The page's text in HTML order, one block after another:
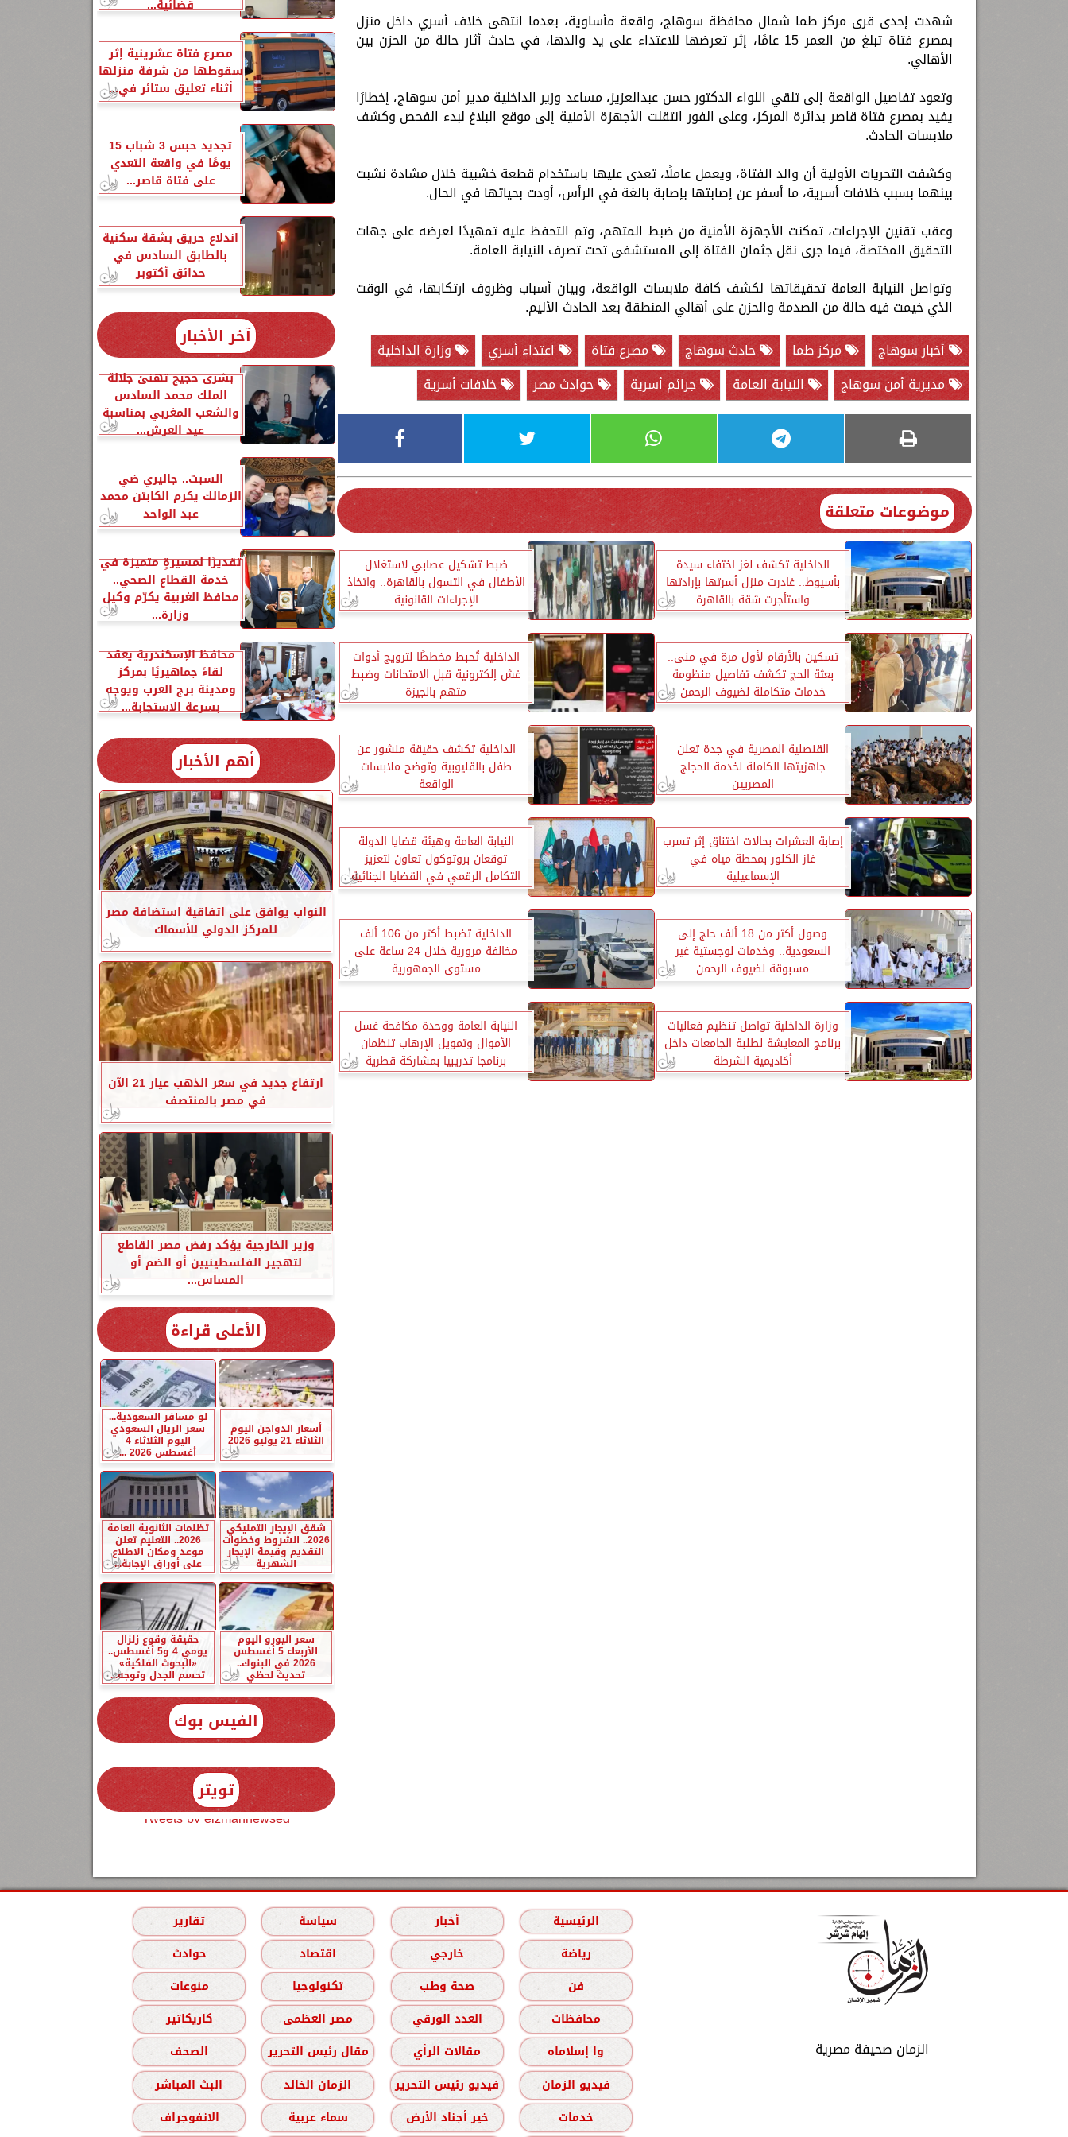
شهدت إحدى قرى مركز طما شمال محافظة سوهاج، واقعة مأساوية، بعدما انتهى خلاف أسري داخل منزل
بمصرع فتاة تبلغ من العمر 15 عامًا، إثر تعرضها للاعتداء على يد والدها، في حادث أثار حالة من الحزن بين
الأهالي.
وتعود تفاصيل الواقعة إلى تلقي اللواء الدكتور حسن عبدالعزيز، مساعد وزير الداخلية مدير أمن سوهاج، إخطارًا
يفيد بمصرع فتاة قاصر بدائرة المركز، وعلى الفور انتقلت الأجهزة الأمنية إلى موقع البلاغ لبدء الفحص وكشف
ملابسات الحادث.
وكشفت التحريات الأولية أن والد الفتاة، ويعمل عاملًا، تعدى عليها باستخدام قطعة خشبية خلال مشادة نشبت
بينهما بسبب خلافات أسرية، ما أسفر عن إصابتها بإصابة بالغة في الرأس، أودت بحياتها في الحال.
وعقب تقنين الإجراءات، تمكنت الأجهزة الأمنية من ضبط المتهم، وتم التحفظ عليه تمهيدًا لعرضه على جهات
التحقيق المختصة، فيما جرى نقل جثمان الفتاة إلى المستشفى تحت تصرف النيابة العامة.
وتواصل النيابة العامة تحقيقاتها لكشف كافة ملابسات الواقعة، وبيان أسباب وظروف ارتكابها، في الوقت
الذي خيمت فيه حالة من الصدمة والحزن على أهالي المنطقة بعد الحادث الأليم.
أخبار سوهاج
مركز طما حادث سوهاج مصرع فتاة اعتداء أسري
وزارة الداخلية
مديرية أمن سوهاج
النيابة العامة جرائم أسرية حوادث مصر خلافات أسرية
موضوعات متعلقة
الداخلية تكشف لغز اختفاء سيدة
بأسيوط.. غادرت منزل أسرتها بإرادتها
واستأجرت شقة بالقاهرة
ضبط تشكيل عصابي لاستغلال
الأطفال في التسول بالقاهرة.. واتخاذ
الإجراءات القانونية
تسكين بالأرقام لأول مرة في منى..
بعثة الحج تكشف تفاصيل منظومة
خدمات متكاملة لضيوف الرحمن
الداخلية تُحبط مخططًا لترويج أدوات
غش إلكترونية قبل الامتحانات وضبط
متهم بالجيزة
القنصلية المصرية في جدة تعلن
جاهزيتها الكاملة لخدمة الحجاج
المصريين
الداخلية تكشف حقيقة منشور عن
طفل بالقليوبية وتوضح ملابسات
الواقعة
إصابة العشرات بحالات اختناق إثر تسرب
غاز الكلور بمحطة مياه في
الإسماعيلية
النيابة العامة وهيئة قضايا الدولة
توقعان بروتوكول تعاون لتعزيز
التكامل الرقمي في القضايا الجنائية
وصول أكثر من 18 ألف حاج إلى
السعودية.. وخدمات لوجستية غير
مسبوقة لضيوف الرحمن
الداخلية تضبط أكثر من 106 ألف
مخالفة مرورية خلال 24 ساعة على
مستوى الجمهورية
وزارة الداخلية تواصل تنظيم فعاليات
برنامج المعايشة لطلبة الجامعات داخل
أكاديمية الشرطة
النيابة العامة ووحدة مكافحة غسل
الأموال وتمويل الإرهاب تنظمان
برنامجا تدريبيا بمشاركة قطرية
قضائية...
مصرع فتاة عشرينية إثر
سقوطها من شرفة منزلها
أثناء تعليق ستائر في...
تجديد حبس 3 شباب 15
يومًا في واقعة التعدي
على فتاة قاصر...
اندلاع حريق بشقة سكنية
بالطابق السادس في
حدائق أكتوبر
آخر الأخبار
بشرى حجيج تهنئ جلالة
الملك محمد السادس
والشعب المغربي بمناسبة
عيد العرش...
السبت.. جاليري ضي
الزمالك يكرم الكابتن محمد
عبد الواحد
تقديرًا لمسيرةٍ متميزة في
خدمة القطاع الصحي..
محافظ الغربية يكرّم وكيل
وزارة...
محافظ الإسكندرية يعقد
لقاءً جماهيريًا بمركز
ومدينة برج العرب ويوجه
بسرعة الاستجابة...
أهم الأخبار
النواب يوافق على اتفاقية استضافة مصر
للمركز الدولي للأسماك
ارتفاع جديد في سعر الذهب عيار 21 الآن
في مصر بالمنتصف
وزير الخارجية يؤكد رفض مصر القاطع
لتهجير الفلسطينيين أو الضم أو
المساس...
الأعلى قراءة
أسعار الدواجن اليوم
الثلاثاء 21 يوليو 2026
لو مسافر السعودية...
سعر الريال السعودي
اليوم الثلاثاء 4
أغسطس 2026 ...
شقق الإيجار التمليكي
2026.. الشروط وخطوات
التقديم وقيمة الإيجار
الشهرية
تظلمات الثانوية العامة
2026.. التعليم تعلن
موعد ومكان الاطلاع
على أوراق الإجابة...
سعر اليورو اليوم
الأربعاء 5 أغسطس
2026 في البنوك..
تحديث لحظي
حقيقة وقوع زلزال
يومي 4 و5 أغسطس..
«البحوث الفلكية»
تحسم الجدل وتوجه...
الفيس بوك
تويتر
Tweets by elzmannewseg
الزمان صحيفة مصرية
الرئيسية أخبار سياسة
تقارير
رياضة
خارجي اقتصاد
حوادث
فن
صحة وطب تكنولوجيا
منوعات
محافظات
العدد الورقي مصر العظمى
كاريكاتير
وا إسلاماه
مقالات الرأي مقال رئيس التحرير
الصحف
فيديو الزمان
فيديو رئيس التحرير الزمان الخالد
البث المباشر
خدمات
خير أجناد الأرض سماء عربية الانفوجراف